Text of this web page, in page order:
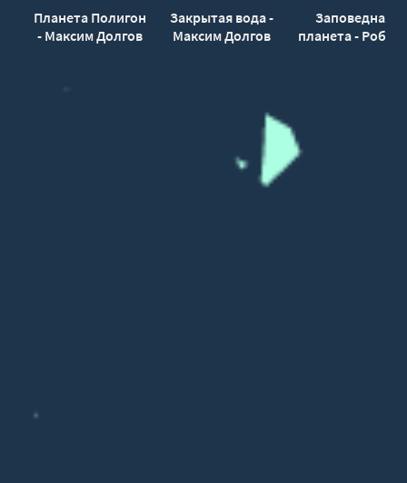
Планета Полигон
- Максим Долгов
Закрытая вода -
Максим Долгов
Заповедная
планета -